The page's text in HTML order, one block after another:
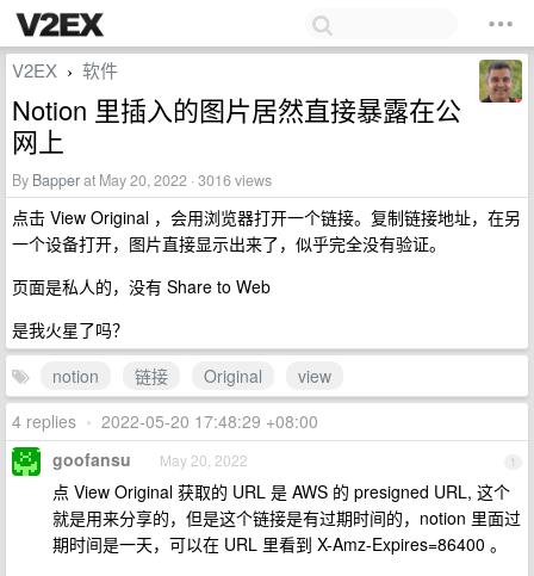
V2EX › 软件
Notion 里插入的图片居然直接暴露在公
网上
By Bapperat May 20, 2022 · 3016 views
点击 View Original ，会用浏览器打开一个链接。复制链接地址，在另
一个设备打开，图片直接显示出来了，似乎完全没有验证。
页面是私人的，没有 Share to Web
是我火星了吗？
notion
链接 Original
view
4 replies • 2022-05-20 17:48:29 +08:00
1
goofansu May 20, 2022
点 View Original 获取的 URL 是 AWS 的 presigned URL, 这个
就是用来分享的，但是这个链接是有过期时间的，notion 里面过
期时间是一天，可以在 URL 里看到 X-Amz-Expires=86400 。